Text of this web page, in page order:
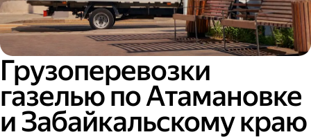
Грузоперевозки
газелью по Атамановке
и Забайкальскому краю